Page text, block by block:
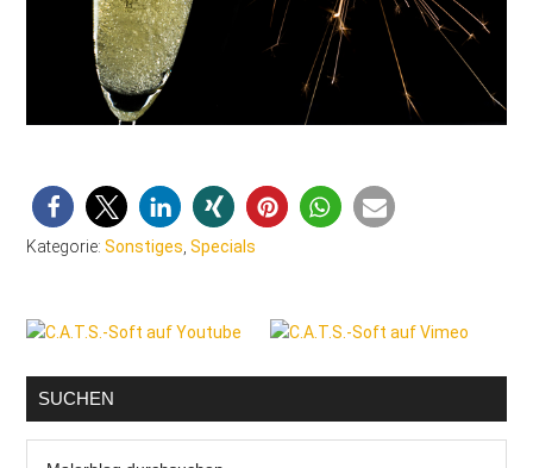
Kategorie:Sonstiges ,Specials
Seitenspalte
SUCHEN